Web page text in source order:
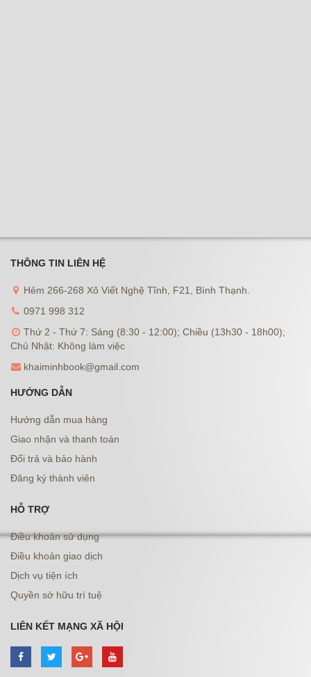
THÔNG TIN LIÊN HỆ
Hẻm 266-268 Xô Viết Nghệ Tĩnh, F21, Bình Thạnh.
0971 998 312
Thứ 2 - Thứ 7: Sáng (8:30 - 12:00); Chiều (13h30 - 18h00);
Chủ Nhật: Không làm việc
khaiminhbook@gmail.com
HƯỚNG DẪN
Hướng dẫn mua hàng
Giao nhận và thanh toán
Đổi trả và bảo hành
Đăng ký thành viên
HỖ TRỢ
Điều khoản sử dụng
Điều khoản giao dịch
Dịch vụ tiện ích
Quyền sở hữu trí tuệ
LIÊN KẾT MẠNG XÃ HỘI